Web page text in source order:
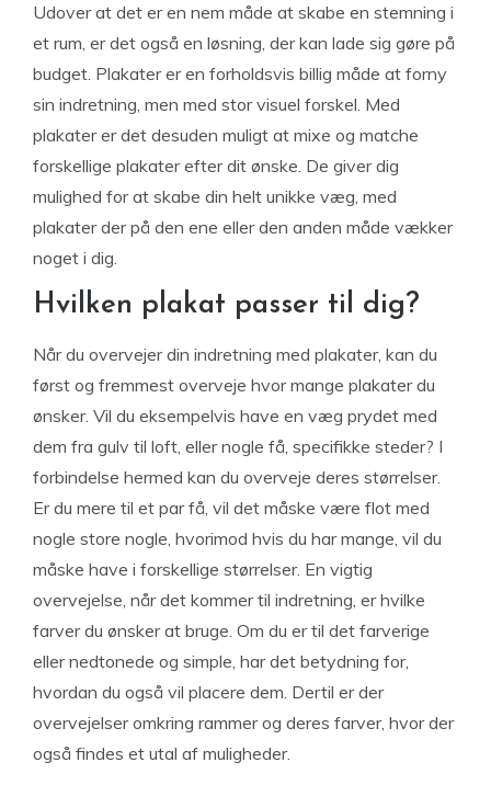
Udover at det er en nem måde at skabe en stemning i
et rum, er det også en løsning, der kan lade sig gøre på
budget. Plakater er en forholdsvis billig måde at forny
sin indretning, men med stor visuel forskel. Med
plakater er det desuden muligt at mixe og matche
forskellige plakater efter dit ønske. De giver dig
mulighed for at skabe din helt unikke væg, med
plakater der på den ene eller den anden måde vækker
noget i dig.
Hvilken plakat passer til dig?
Når du overvejer din indretning med plakater, kan du
først og fremmest overveje hvor mange plakater du
ønsker. Vil du eksempelvis have en væg prydet med
dem fra gulv til loft, eller nogle få, specifikke steder? I
forbindelse hermed kan du overveje deres størrelser.
Er du mere til et par få, vil det måske være flot med
nogle store nogle, hvorimod hvis du har mange, vil du
måske have i forskellige størrelser. En vigtig
overvejelse, når det kommer til indretning, er hvilke
farver du ønsker at bruge. Om du er til det farverige
eller nedtonede og simple, har det betydning for,
hvordan du også vil placere dem. Dertil er der
overvejelser omkring rammer og deres farver, hvor der
også findes et utal af muligheder.